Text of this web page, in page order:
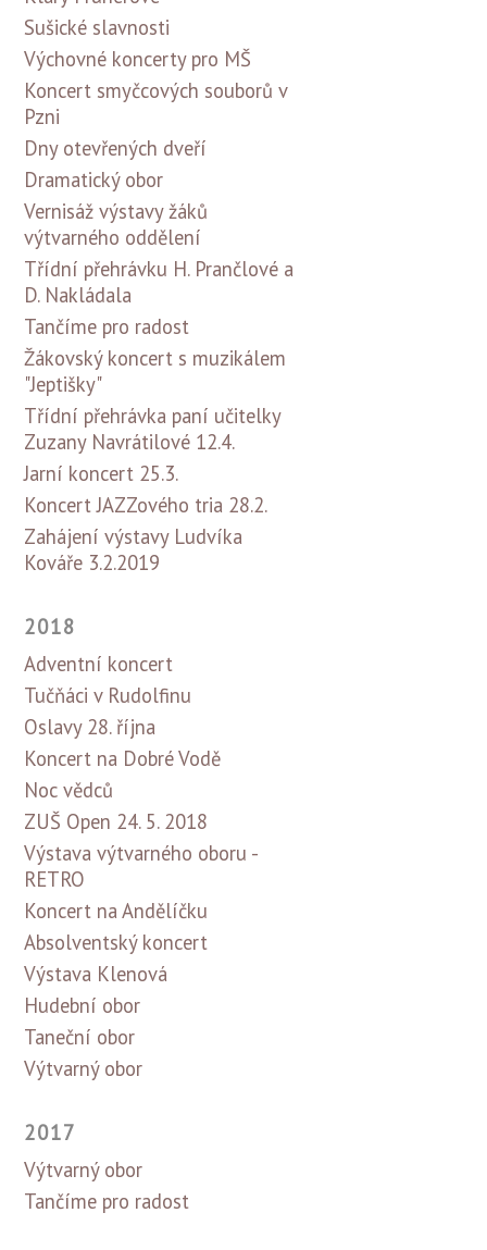
Sušické slavnosti
Výchovné koncerty pro MŠ
Koncert smyčcových souborů v
Pzni
Dny otevřených dveří
Dramatický obor
Vernisáž výstavy žáků
výtvarného oddělení
Třídní přehrávku H. Prančlové a
D. Nakládala
Tančíme pro radost
Žákovský koncert s muzikálem
"Jeptišky"
Třídní přehrávka paní učitelky
Zuzany Navrátilové 12.4.
Jarní koncert 25.3.
Koncert JAZZového tria 28.2.
Zahájení výstavy Ludvíka
Kováře 3.2.2019
2018
Adventní koncert
Tučňáci v Rudolfinu
Oslavy 28. října
Koncert na Dobré Vodě
Noc vědců
ZUŠ Open 24. 5. 2018
Výstava výtvarného oboru -
RETRO
Koncert na Andělíčku
Absolventský koncert
Výstava Klenová
Hudební obor
Taneční obor
Výtvarný obor
2017
Výtvarný obor
Tančíme pro radost